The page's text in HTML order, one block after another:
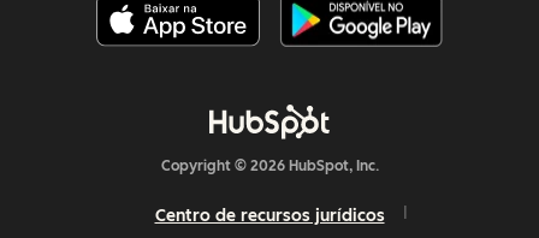
Copyright © 2026 HubSpot, Inc.
Centro de recursos jurídicos